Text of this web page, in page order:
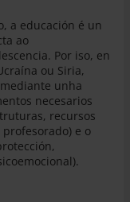
a educación é un
ao
Por iso, en
ou Siria,
unha
necesarios
recursos
e o